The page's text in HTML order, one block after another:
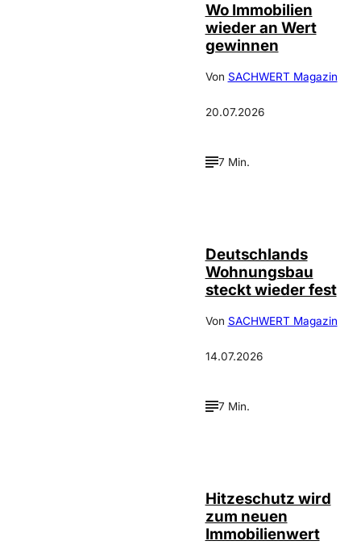
Wo Immobilien
wieder an Wert
gewinnen
Von SACHWERT Magazin
20.07.2026
7 Min.
Deutschlands
Wohnungsbau
steckt wieder fest
Von SACHWERT Magazin
14.07.2026
7 Min.
Hitzeschutz wird
zum neuen
Immobilienwert